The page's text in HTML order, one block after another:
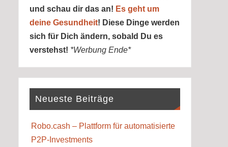
und schau dir das an! Es geht um
deine Gesundheit! Diese Dinge werden
sich für Dich ändern, sobald Du es
verstehst! *Werbung Ende*
Neueste Beiträge
Robo.cash – Plattform für automatisierte
P2P-Investments